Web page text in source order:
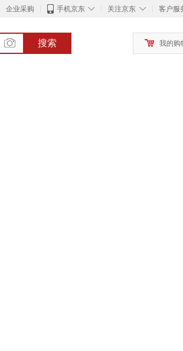
企业采购 ◇
手机京东 ◇
关注京东 客户服
搜索
我的购